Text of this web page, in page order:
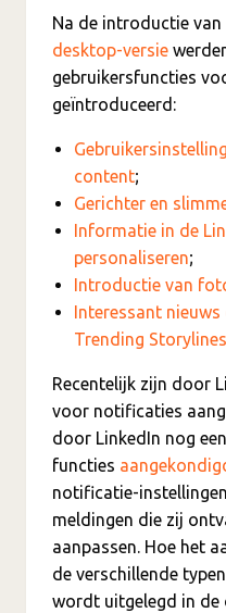
Na de introductie van
desktop-versie
gebruikersfuncties
geïntroduceerd:
content;
Gerichter en
Informatie in de
personaliseren;
Introductie van
Interessant
Trending Storylines
Recentelijk zijn door
voor notificaties
door LinkedIn nog
functies
notificatie-
meldingen die zij
aanpassen. Hoe het
de verschillende
wordt uitgelegd in de